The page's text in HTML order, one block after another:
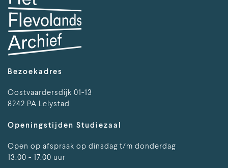
Bezoekadres
Oostvaardersdijk 01-13
8242 PA Lelystad
Openingstijden Studiezaal
Open op afspraak op dinsdag t/m donderdag
13.00 - 17.00 uur